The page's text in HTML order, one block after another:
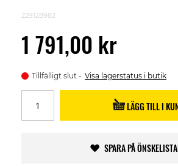
229128982
1 791,00 kr
Tillfälligt slut Visa lagerstatus i butik
LÄGG TILL I
SPARA PÅ